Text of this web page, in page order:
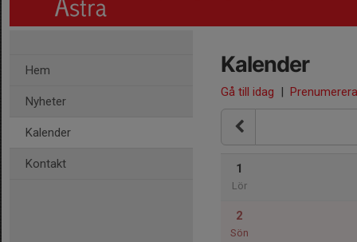
Hem
Nyheter
Kalender
Kontakt
Kalender
Gå till idag | Prenumerera
1
Lör
2
Sön